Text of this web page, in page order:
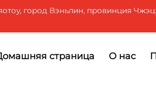
город Вэньлин, провинция
страница О нас